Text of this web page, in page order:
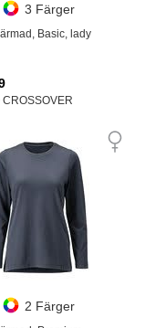
3 Färger
Basic, lady
2 Färger